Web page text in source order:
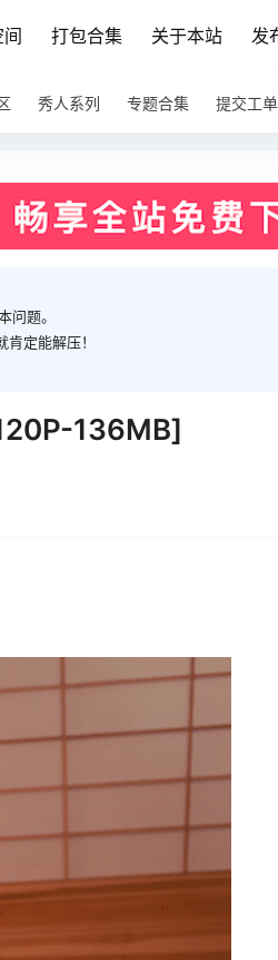
打包合集 关于本站 发
秀人系列 专题合集 提交工单
问题。
肯定能解压！
136MB]